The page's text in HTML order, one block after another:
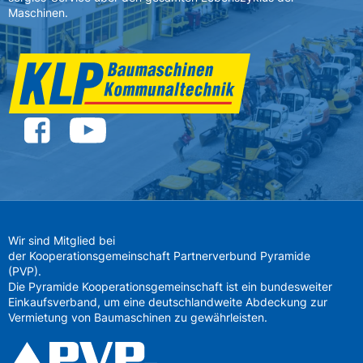
Maschinen.
Wir sind Mitglied bei
der Kooperationsgemeinschaft Partnerverbund Pyramide
(PVP).
Die Pyramide Kooperationsgemeinschaft ist ein bundesweiter
Einkaufsverband, um eine deutschlandweite Abdeckung zur
Vermietung von Baumaschinen zu gewährleisten.